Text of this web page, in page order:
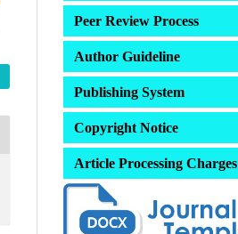
Peer Review Process
Author Guideline
Publishing System
Copyright Notice
Article Processing Charges